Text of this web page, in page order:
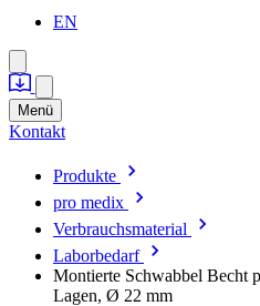
EN
Menü
Kontakt
Produkte
pro medix
Verbrauchsmaterial
Laborbedarf
Montierte Schwabbel Becht
Lagen, Ø 22 mm